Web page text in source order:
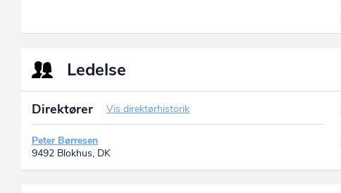
Ledelse
Direktører Vis direktørhistorik
Peter Børresen
9492 Blokhus, DK